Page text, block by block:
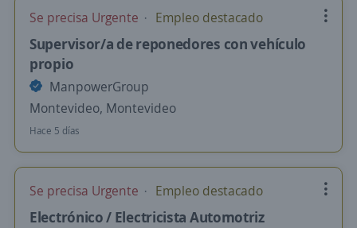
Se precisa Urgente Empleo destacado
Supervisor/a de reponedores con vehículo
propio
ManpowerGroup
Montevideo, Montevideo
Hace 5 días
Se precisa Urgente Empleo destacado
Electrónico / Electricista Automotriz